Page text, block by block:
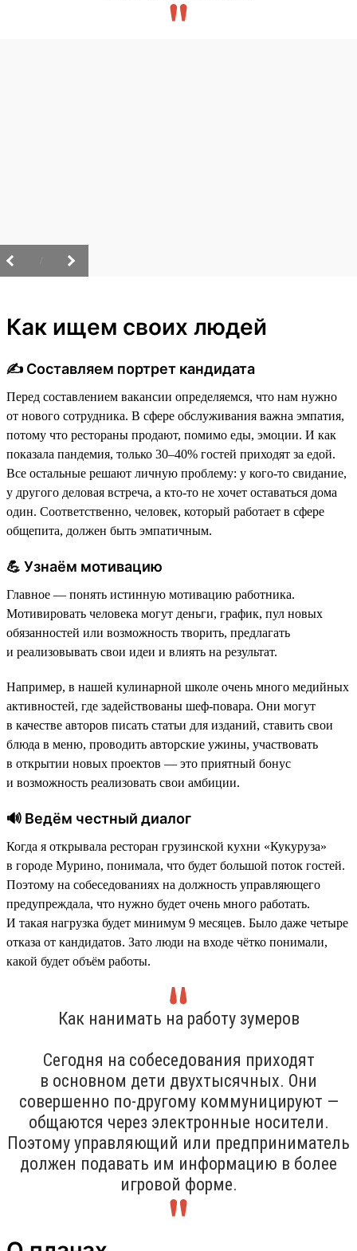
Как ищем своих людей
✍️ Составляем портрет кандидата
Перед составлением вакансии определяемся, что нам нужно
от нового сотрудника. В сфере обслуживания важна эмпатия,
потому что рестораны продают, помимо еды, эмоции. И как
показала пандемия, только 30–40% гостей приходят за едой.
Все остальные решают личную проблему: у кого-то свидание,
у другого деловая встреча, а кто-то не хочет оставаться дома
один. Соответственно, человек, который работает в сфере
общепита, должен быть эмпатичным.
💪 Узнаём мотивацию
Главное — понять истинную мотивацию работника.
Мотивировать человека могут деньги, график, пул новых
обязанностей или возможность творить, предлагать
и реализовывать свои идеи и влиять на результат.
Например, в нашей кулинарной школе очень много медийных
активностей, где задействованы шеф-повара. Они могут
в качестве авторов писать статьи для изданий, ставить свои
блюда в меню, проводить авторские ужины, участвовать
в открытии новых проектов — это приятный бонус
и возможность реализовать свои амбиции.
🔊 Ведём честный диалог
Когда я открывала ресторан грузинской кухни «Кукуруза»
в городе Мурино, понимала, что будет большой поток гостей.
Поэтому на собеседованиях на должность управляющего
предупреждала, что нужно будет очень много работать.
И такая нагрузка будет минимум 9 месяцев. Было даже четыре
отказа от кандидатов. Зато люди на входе чётко понимали,
какой будет объём работы.
Как нанимать на работу зумеров
Сегодня на собеседования приходят
в основном дети двухтысячных. Они
совершенно по-другому коммуницируют —
общаются через электронные носители.
Поэтому управляющий или предприниматель
должен подавать им информацию в более
игровой форме.